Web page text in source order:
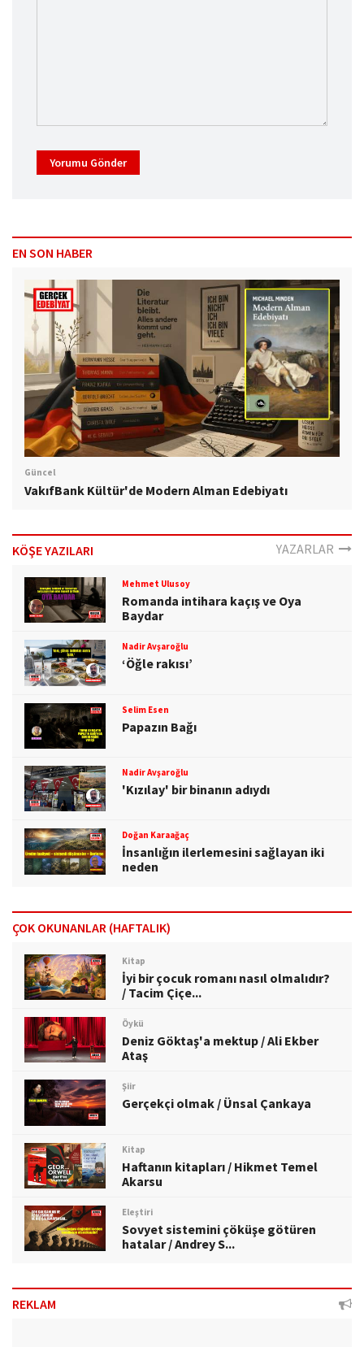
Yorumu Gönder
EN SON HABER
Güncel
VakıfBank Kültür'de Modern Alman Edebiyatı
KÖŞE YAZILARI YAZARLAR
Mehmet Ulusoy
Romanda intihara kaçış ve Oya
Baydar
Nadir Avşaroğlu
‘Öğle rakısı’
Selim Esen
Papazın Bağı
Nadir Avşaroğlu
'Kızılay' bir binanın adıydı
Doğan Karaağaç
İnsanlığın ilerlemesini sağlayan iki
neden
ÇOK OKUNANLAR (HAFTALIK)
Kitap
İyi bir çocuk romanı nasıl olmalıdır?
/ Tacim Çiçe...
Öykü
Deniz Göktaş'a mektup / Ali Ekber
Ataş
Şiir
Gerçekçi olmak / Ünsal Çankaya
Kitap
Haftanın kitapları / Hikmet Temel
Akarsu
Eleştiri
Sovyet sistemini çöküşe götüren
hatalar / Andrey S...
REKLAM